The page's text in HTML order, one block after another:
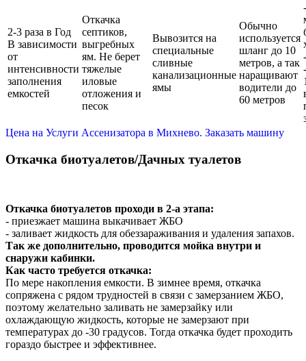
2-3 раза в Год
В зависимости
от
интенсивности
заполнения
емкостей
Откачка
септиков,
выгребных
ям. Не берет
тяжелые
иловые
отложения и
песок
Вывозится на
специальные
сливные
канализационные
ямы
Обычно
используется
шланг до 10
метров, а так
наращивают
водители до
60 метров
Цена на Услуги Ассенизатора в Михнево. Заказать машину
Откачка биотуалетов/Дачных туалетов
Откачка биотуалетов проходи в 2-а этапа:
- приезжает машина выкачивает ЖБО
- заливает жидкость для обеззараживания и удаления запахов.
Так же дополнительно, проводится мойка внутри и
снаружи кабинки.
Как часто требуется откачка:
По мере накопления емкости. В зимнее время, откачка
сопряжена с рядом трудностей в связи с замерзанием ЖБО,
поэтому желательно заливать не замерзайку или
охлаждающую жидкость, которые не замерзают при
температурах до -30 градусов. Тогда откачка будет проходить
гораздо быстрее и эффективнее.